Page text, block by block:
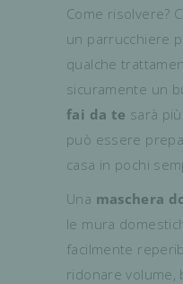
Come risolvere?
un parrucchiere
qualche
sicuramente un
fai da te sarà
può essere
casa in pochi
Una maschera
le mura
facilmente
ridonare volume,